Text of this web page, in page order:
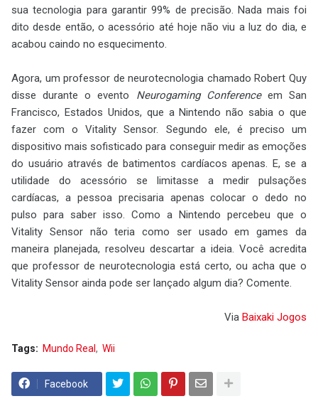
sua tecnologia para garantir 99% de precisão. Nada mais foi
dito desde então, o acessório até hoje não viu a luz do dia, e
acabou caindo no esquecimento.
Agora, um professor de neurotecnologia chamado Robert Quy
disse durante o evento Neurogaming Conferenceem San
Francisco, Estados Unidos, que a Nintendo não sabia o que
fazer com o Vitality Sensor. Segundo ele, é preciso um
dispositivo mais sofisticado para conseguir medir as emoções
do usuário através de batimentos cardíacos apenas. E, se a
utilidade do acessório se limitasse a medir pulsações
cardíacas, a pessoa precisaria apenas colocar o dedo no
pulso para saber isso. Como a Nintendo percebeu que o
Vitality Sensor não teria como ser usado em games da
maneira planejada, resolveu descartar a ideia. Você acredita
que professor de neurotecnologia está certo, ou acha que o
Vitality Sensor ainda pode ser lançado algum dia? Comente.
Via Baixaki Jogos
Tags: Mundo Real Wii
Facebook